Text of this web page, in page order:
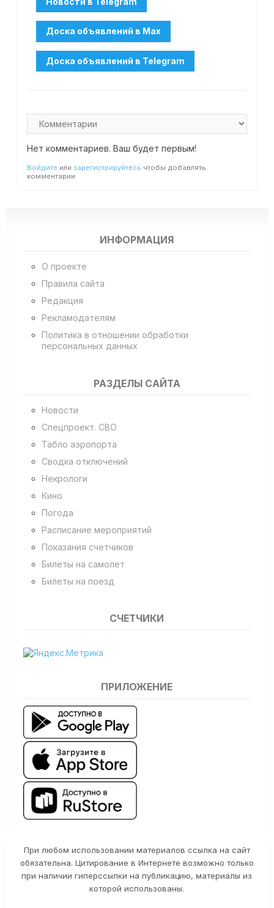
Нет комментариев. Ваш будет первым!
Войдите или зарегистрируйтесь чтобы добавлять
комментарии
ИНФОРМАЦИЯ
О проекте
Правила сайта
Редакция
Рекламодателям
Политика в отношении обработки
персональных данных
РАЗДЕЛЫ САЙТА
Новости
Спецпроект. СВО
Табло аэропорта
Сводка отключений
Некрологи
Кино
Погода
Расписание мероприятий
Показания счетчиков
Билеты на самолет
Билеты на поезд
СЧЕТЧИКИ
ПРИЛОЖЕНИЕ
При любом использовании материалов ссылка на сайт
обязательна. Цитирование в Интернете возможно только
при наличии гиперссылки на публикацию, материалы из
которой использованы.